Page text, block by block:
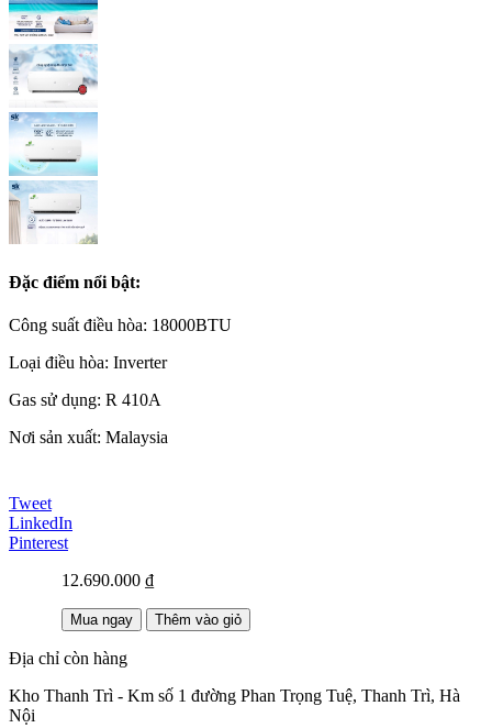
Đặc điểm nổi bật:
Công suất điều hòa: 18000BTU
Loại điều hòa: Inverter
Gas sử dụng: R 410A
Nơi sản xuất: Malaysia
Tweet
LinkedIn
Pinterest
12.690.000 ₫
Mua ngay Thêm vào giỏ
Địa chỉ còn hàng
Kho Thanh Trì - Km số 1 đường Phan Trọng Tuệ, Thanh Trì, Hà
Nội